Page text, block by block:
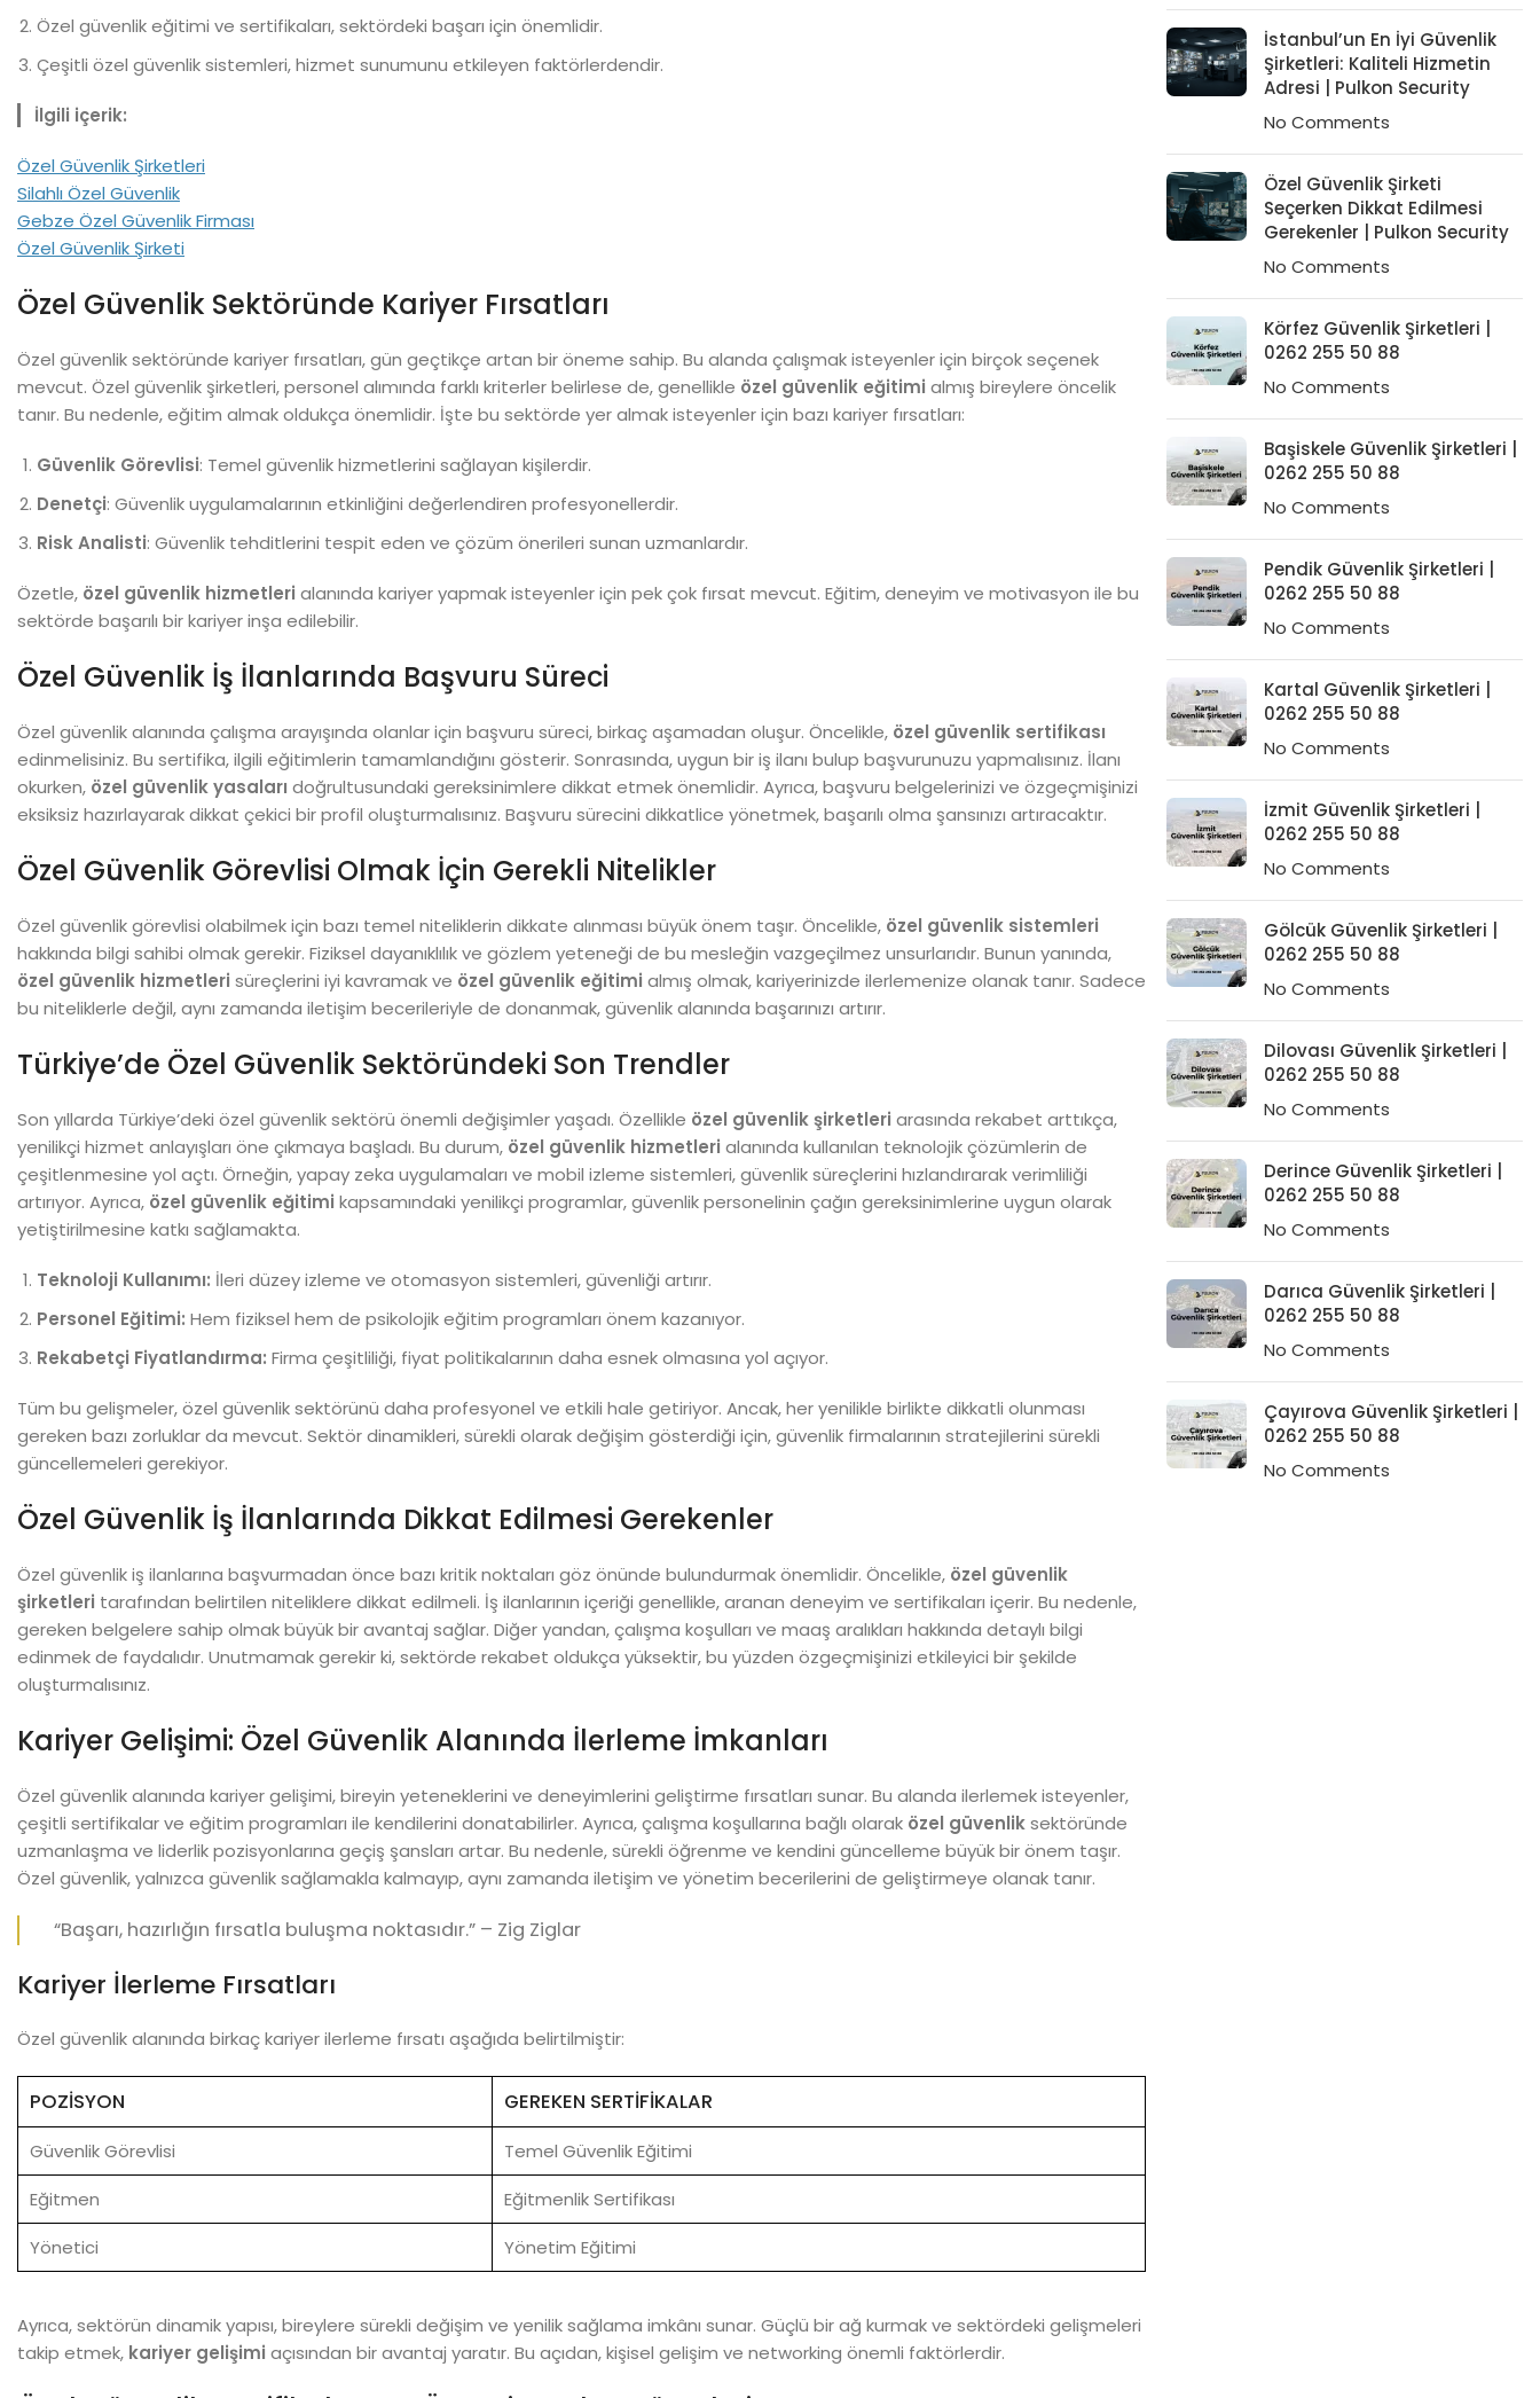
Özel güvenlik eğitimi ve sertifikaları, sektördeki başarı için önemlidir.
Çeşitli özel güvenlik sistemleri, hizmet sunumunu etkileyen faktörlerdendir.
İlgili içerik:
Özel Güvenlik Şirketleri​
Silahlı Özel Güvenlik
Gebze Özel Güvenlik Firması
Özel Güvenlik Şirketi
Özel Güvenlik Sektöründe Kariyer Fırsatları
Özel güvenlik sektöründe kariyer fırsatları, gün geçtikçe artan bir öneme sahip. Bu alanda çalışmak isteyenler için birçok seçenek
mevcut. Özel güvenlik şirketleri, personel alımında farklı kriterler belirlese de, genellikle özel güvenlik eğitimi almış bireylere öncelik
tanır. Bu nedenle, eğitim almak oldukça önemlidir. İşte bu sektörde yer almak isteyenler için bazı kariyer fırsatları:
Güvenlik Görevlisi: Temel güvenlik hizmetlerini sağlayan kişilerdir.
Denetçi: Güvenlik uygulamalarının etkinliğini değerlendiren profesyonellerdir.
Risk Analisti: Güvenlik tehditlerini tespit eden ve çözüm önerileri sunan uzmanlardır.
Özetle, özel güvenlik hizmetleri alanında kariyer yapmak isteyenler için pek çok fırsat mevcut. Eğitim, deneyim ve motivasyon ile bu
sektörde başarılı bir kariyer inşa edilebilir.
Özel Güvenlik İş İlanlarında Başvuru Süreci
Özel güvenlik alanında çalışma arayışında olanlar için başvuru süreci, birkaç aşamadan oluşur. Öncelikle, özel güvenlik sertifikası
edinmelisiniz. Bu sertifika, ilgili eğitimlerin tamamlandığını gösterir. Sonrasında, uygun bir iş ilanı bulup başvurunuzu yapmalısınız. İlanı
okurken, özel güvenlik yasaları doğrultusundaki gereksinimlere dikkat etmek önemlidir. Ayrıca, başvuru belgelerinizi ve özgeçmişinizi
eksiksiz hazırlayarak dikkat çekici bir profil oluşturmalısınız. Başvuru sürecini dikkatlice yönetmek, başarılı olma şansınızı artıracaktır.
Özel Güvenlik Görevlisi Olmak İçin Gerekli Nitelikler
Özel güvenlik görevlisi olabilmek için bazı temel niteliklerin dikkate alınması büyük önem taşır. Öncelikle, özel güvenlik sistemleri
hakkında bilgi sahibi olmak gerekir. Fiziksel dayanıklılık ve gözlem yeteneği de bu mesleğin vazgeçilmez unsurlarıdır. Bunun yanında,
özel güvenlik hizmetleri süreçlerini iyi kavramak ve özel güvenlik eğitimi almış olmak, kariyerinizde ilerlemenize olanak tanır. Sadece
bu niteliklerle değil, aynı zamanda iletişim becerileriyle de donanmak, güvenlik alanında başarınızı artırır.
Türkiye’de Özel Güvenlik Sektöründeki Son Trendler
Son yıllarda Türkiye’deki özel güvenlik sektörü önemli değişimler yaşadı. Özellikle özel güvenlik şirketleri arasında rekabet arttıkça,
yenilikçi hizmet anlayışları öne çıkmaya başladı. Bu durum, özel güvenlik hizmetleri alanında kullanılan teknolojik çözümlerin de
çeşitlenmesine yol açtı. Örneğin, yapay zeka uygulamaları ve mobil izleme sistemleri, güvenlik süreçlerini hızlandırarak verimliliği
artırıyor. Ayrıca, özel güvenlik eğitimi kapsamındaki yenilikçi programlar, güvenlik personelinin çağın gereksinimlerine uygun olarak
yetiştirilmesine katkı sağlamakta.
Teknoloji Kullanımı: İleri düzey izleme ve otomasyon sistemleri, güvenliği artırır.
Personel Eğitimi: Hem fiziksel hem de psikolojik eğitim programları önem kazanıyor.
Rekabetçi Fiyatlandırma: Firma çeşitliliği, fiyat politikalarının daha esnek olmasına yol açıyor.
Tüm bu gelişmeler, özel güvenlik sektörünü daha profesyonel ve etkili hale getiriyor. Ancak, her yenilikle birlikte dikkatli olunması
gereken bazı zorluklar da mevcut. Sektör dinamikleri, sürekli olarak değişim gösterdiği için, güvenlik firmalarının stratejilerini sürekli
güncellemeleri gerekiyor.
Özel Güvenlik İş İlanlarında Dikkat Edilmesi Gerekenler
Özel güvenlik iş ilanlarına başvurmadan önce bazı kritik noktaları göz önünde bulundurmak önemlidir. Öncelikle, özel güvenlik
şirketleri tarafından belirtilen niteliklere dikkat edilmeli. İş ilanlarının içeriği genellikle, aranan deneyim ve sertifikaları içerir. Bu nedenle,
gereken belgelere sahip olmak büyük bir avantaj sağlar. Diğer yandan, çalışma koşulları ve maaş aralıkları hakkında detaylı bilgi
edinmek de faydalıdır. Unutmamak gerekir ki, sektörde rekabet oldukça yüksektir, bu yüzden özgeçmişinizi etkileyici bir şekilde
oluşturmalısınız.
Kariyer Gelişimi: Özel Güvenlik Alanında İlerleme İmkanları
Özel güvenlik alanında kariyer gelişimi, bireyin yeteneklerini ve deneyimlerini geliştirme fırsatları sunar. Bu alanda ilerlemek isteyenler,
çeşitli sertifikalar ve eğitim programları ile kendilerini donatabilirler. Ayrıca, çalışma koşullarına bağlı olarak özel güvenliksektöründe
uzmanlaşma ve liderlik pozisyonlarına geçiş şansları artar. Bu nedenle, sürekli öğrenme ve kendini güncelleme büyük bir önem taşır.
Özel güvenlik, yalnızca güvenlik sağlamakla kalmayıp, aynı zamanda iletişim ve yönetim becerilerini de geliştirmeye olanak tanır.
“Başarı, hazırlığın fırsatla buluşma noktasıdır.” – Zig Ziglar
Kariyer İlerleme Fırsatları
Özel güvenlik alanında birkaç kariyer ilerleme fırsatı aşağıda belirtilmiştir:
POZISYON GEREKEN SERTIFIKALAR
Güvenlik Görevlisi
Temel Güvenlik Eğitimi
Eğitmen
Eğitmenlik Sertifikası
Yönetici
Yönetim Eğitimi
Ayrıca, sektörün dinamik yapısı, bireylere sürekli değişim ve yenilik sağlama imkânı sunar. Güçlü bir ağ kurmak ve sektördeki gelişmeleri
takip etmek, kariyer gelişimi açısından bir avantaj yaratır. Bu açıdan, kişisel gelişim ve networking önemli faktörlerdir.
İstanbul’un En İyi Güvenlik
Şirketleri: Kaliteli Hizmetin
Adresi | Pulkon Security
No Comments
Özel Güvenlik Şirketi
Seçerken Dikkat Edilmesi
Gerekenler | Pulkon Security
No Comments
Körfez Güvenlik Şirketleri |
0262 255 50 88
No Comments
Başiskele Güvenlik Şirketleri |
0262 255 50 88
No Comments
Pendik Güvenlik Şirketleri |
0262 255 50 88
No Comments
Kartal Güvenlik Şirketleri |
0262 255 50 88
No Comments
İzmit Güvenlik Şirketleri |
0262 255 50 88
No Comments
Gölcük Güvenlik Şirketleri |
0262 255 50 88
No Comments
Dilovası Güvenlik Şirketleri |
0262 255 50 88
No Comments
Derince Güvenlik Şirketleri |
0262 255 50 88
No Comments
Darıca Güvenlik Şirketleri |
0262 255 50 88
No Comments
Çayırova Güvenlik Şirketleri |
0262 255 50 88
No Comments